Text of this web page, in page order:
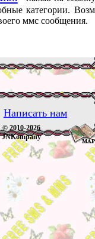
категории.
ммс сообщения.
Написать нам
© 2010-2026
JNKompany